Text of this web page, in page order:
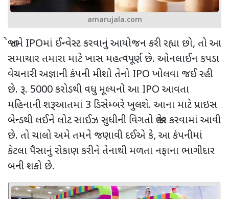
amarujala.com
જો તમે IPOમાં ઈન્વેસ્ટ કરવાનું આયોજન કરી રહ્યા છો, તો આ
સમાચાર તમારા માટે ખાસ મહત્વપૂર્ણ છે. ઓનલાઈન કપડા
વેચનારી અજ્ઞાની કંપની મીશો તેનો IPO ખોલવા જઈ રહી
છે. રૂ. 5000કરોડથી વધુ મૂલ્યનો આ IPO આવતા
મહિનાની શરૂઆતમાં 3 ડિસેમ્બરે ખુલશે. આના માટે પ્રાઇસ
બેન્ડથી લઈને લોટ સાઈઝ સુધીની વિગતો જાહેર કરવામાં આવી
છે. તો ચાલો અમે તમને જણાવી દઈએ કે, આ કંપનીમાં
કેટલા પૈસાનું રોકાણ કરીને તેનાથી મળતા નફાના ભાગીદાર
બની શકો છે.